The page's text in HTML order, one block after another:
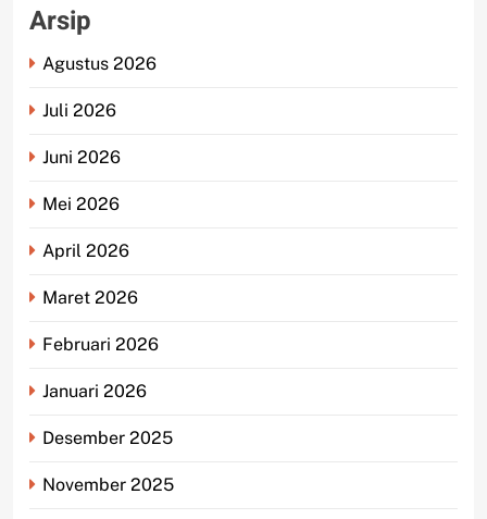
Arsip
Agustus 2026
Juli 2026
Juni 2026
Mei 2026
April 2026
Maret 2026
Februari 2026
Januari 2026
Desember 2025
November 2025